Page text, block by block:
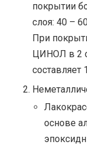
покрытии
слоя: 40 –
При
ЦИНОЛ в 2
основе